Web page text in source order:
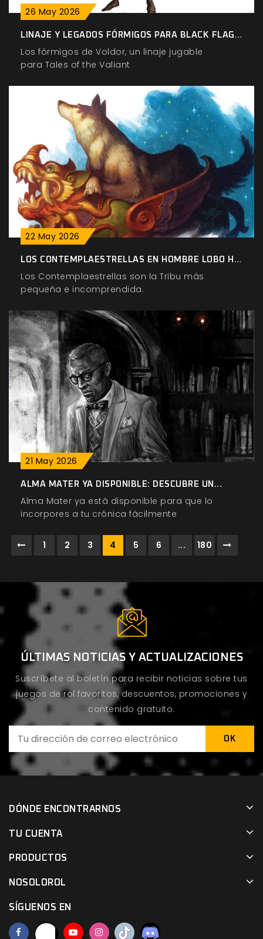
26 May 2026
LINAJE Y LEGADOS FÓRMIGOS PARA BLACK FLAG,...
Los fórmigos de Voldor, un linaje jugable
para Tales of the Valiant
22 May 2026
LOS CONTEMPLAESTRELLAS EN HOMBRE LOBO H20
Los Contemplaestrellas son la Tribu más
pequeña e incomprendida.
21 May 2026
ALMA MATER YA DISPONIBLE: DESCUBRE UN...
Alma Mater ya está disponible para que lo
incorpores a tu crónica fácilmente
1 2 3 4 5 6 ... 180
ÚLTIMAS NOTICIAS Y ACTUALIZACIONES
Suscríbete al boletín para recibir noticias sobre tus
juegos de rol favoritos, descuentos, promociones y
contenido gratuito.
DÓNDE ENCONTRARNOS
TU CUENTA
PRODUCTOS
NOSOLOROL
SÍGUENOS EN